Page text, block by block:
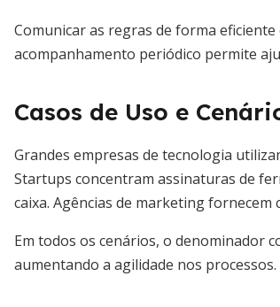
Comunicar as regras de forma
acompanhamento periódico permite
Casos de Uso e
Grandes empresas de tecnologia
Startups concentram assinaturas de
caixa. Agências de marketing
Em todos os cenários, o denominador
aumentando a agilidade nos processos.